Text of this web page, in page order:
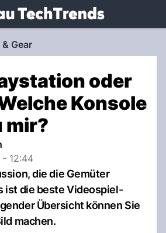
NAU.ch
Gear
oder
Konsole
mir?
- 12:44
die die Gemüter
ist die beste Videospiel-
Übersicht können Sie
machen.